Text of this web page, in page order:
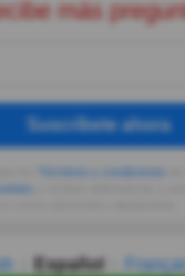
más
Suscríbete ahora
Español